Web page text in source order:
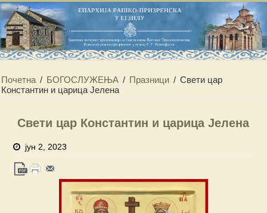
Почетна / БОГОСЛУЖЕЊА / Празници / Свети цар
Константин и царица Јелена
Свети цар Константин и царица Јелена
јун 2, 2023